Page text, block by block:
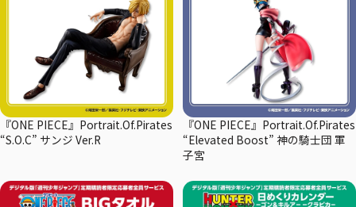
『ONE PIECE』Portrait.Of.Pirates
“S.O.C” サンジ Ver.R
『ONE PIECE』Portrait.Of.Pirates
“Elevated Boost” 神の騎士団 軍
子宮